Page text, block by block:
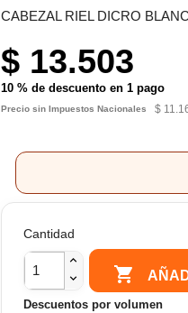
CABEZAL RIEL DICRO
$ 13.503
10 % de descuento en 1 pago
Precio sin Impuestos Nacionales $
Cantidad

Descuentos por volumen